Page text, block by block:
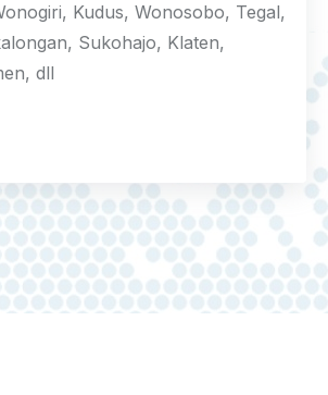
Kudus, Wonosobo, Tegal,
Sukohajo, Klaten,
dll